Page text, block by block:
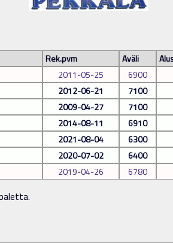
Rek.pvm Aväli
2011-05-25 6900
2012-06-21 7100
2009-04-27 7100
2014-08-11 6910
2021-08-04 6300
2020-07-02 6400
2019-04-26 6780